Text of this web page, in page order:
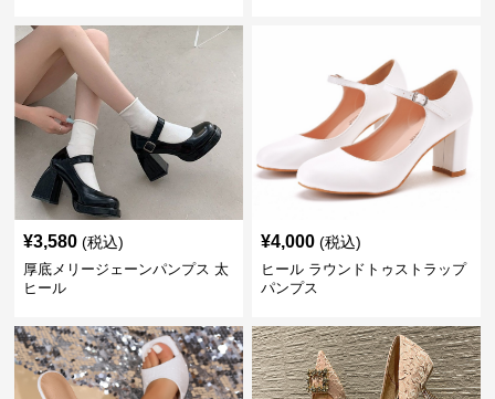
¥3,580 (税込)
厚底メリージェーンパンプス 太
ヒール
¥4,000 (税込)
ヒール ラウンドトゥストラップ
パンプス